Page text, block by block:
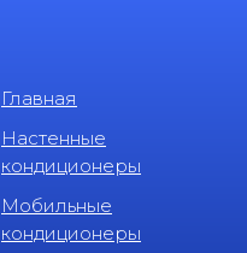
Главная
Настенные
кондиционеры
Мобильные
кондиционеры